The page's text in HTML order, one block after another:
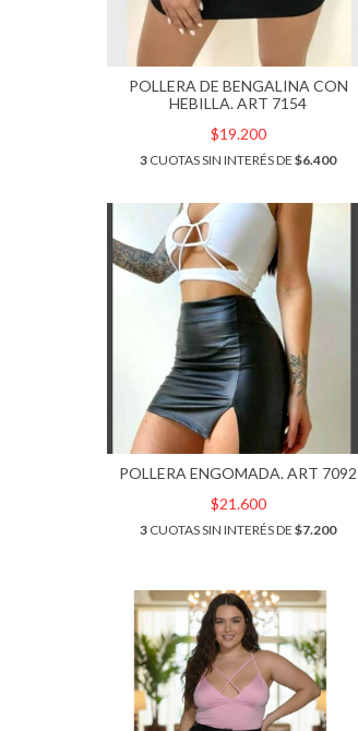
POLLERA DE BENGALINA CON
HEBILLA. ART 7154
$19.200
3 CUOTAS SIN INTERÉS DE$6.400
POLLERA ENGOMADA. ART 7092
$21.600
3 CUOTAS SIN INTERÉS DE$7.200